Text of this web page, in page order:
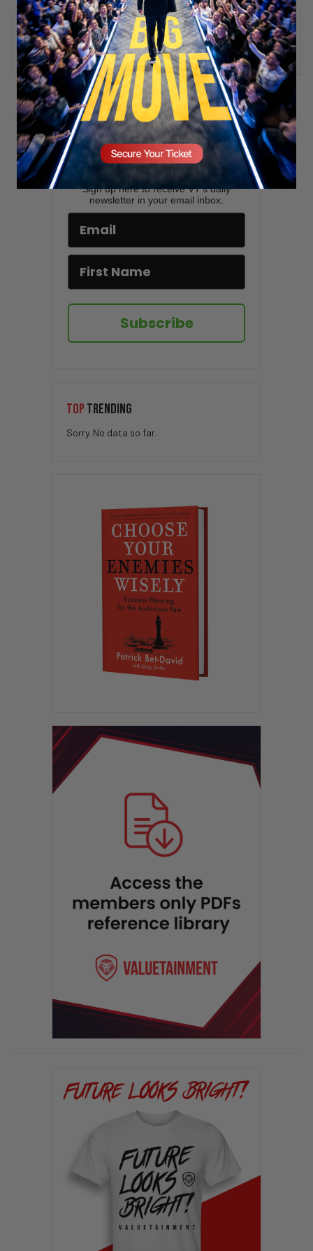
ADD COMMENT
You must belogged into post a comment.
Stay updated!
Sign up here to receive VT's daily
newsletter in your email inbox.
Subscribe
TOP TRENDING
Sorry. No data so far.
SECURE YOUR SEAT